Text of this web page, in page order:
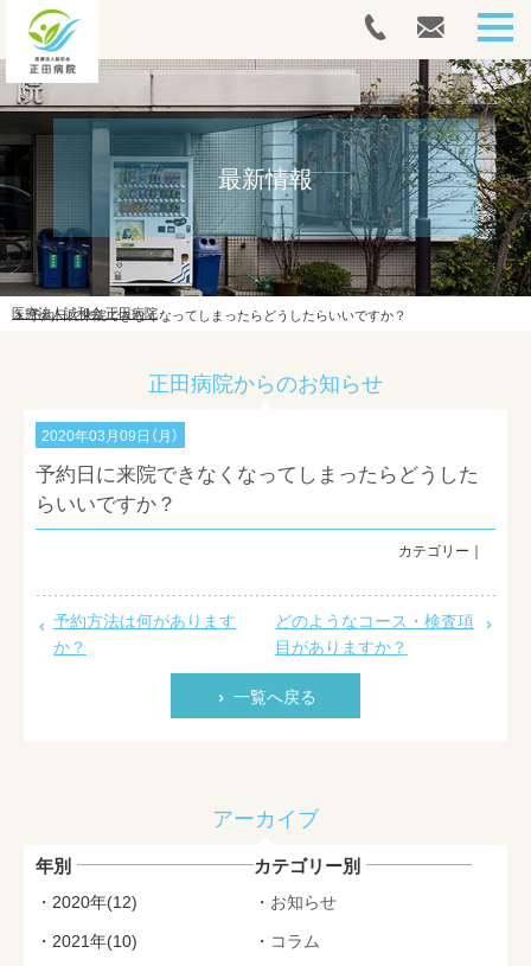
HOME
人間ドック・健康診断
内視鏡
外来案内
入院案内
リハビリテーション
ドクターズコスメ
採用情報
お問い合わせ
最新情報
医療法人誠和会 正田病院
予約日に来院できなくなってしまったらどうしたらいいですか？
正田病院からのお知らせ
2020年03月09日（月）
予約日に来院できなくなってしまったらどうした
らいいですか？
予約方法は何があります
か？
一覧へ戻る
どのようなコース・検査項
目がありますか？
アーカイブ
年別
2020年(12)
2021年(10)
カテゴリー別
お知らせ
コラム